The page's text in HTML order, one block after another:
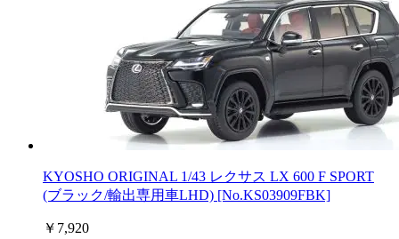
KYOSHO ORIGINAL 1/43 レクサス LX 600 F SPORT
(ブラック/輸出専用車LHD) [No.KS03909FBK]
￥7,920